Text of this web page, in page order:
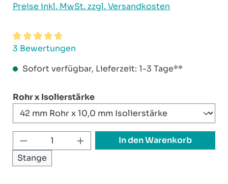
Preise inkl. MwSt. zzgl. Versandkosten
Durchschnittliche Bewertung von 4.83 von 5
3 Bewertungen
Sofort verfügbar, Lieferzeit: 1-3 Tage**
Rohr x Isolierstärkeauswählen
Produkt Anzahl: Gib den
Stange
In den Warenkorb